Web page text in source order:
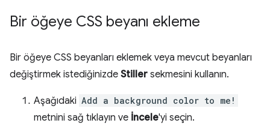
Bir öğeye CSS beyanı ekleme
Bir öğeye CSS beyanları eklemek veya mevcut beyanları
değiştirmek istediğinizde Stiller sekmesini kullanın.
Aşağıdaki Add a background color to me!
metnini sağ tıklayın ve İncele'yi seçin.